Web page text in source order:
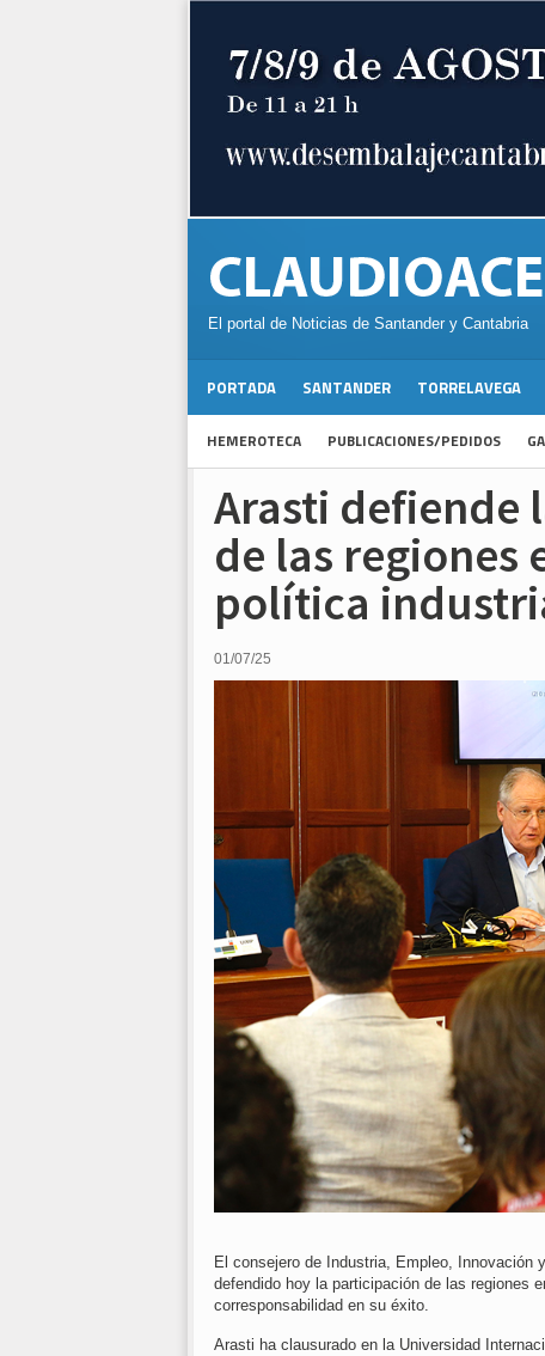
El portal de Noticias de Santander y Cantabria
PORTADA SANTANDER TORRELAVEGA
HEMEROTECA PUBLICACIONES/PEDIDOS
Arasti defiende
de las regiones
política
01/07/25
El consejero de Industria, Empleo, Innovación
defendido hoy la participación de las regiones
corresponsabilidad en su éxito.
Arasti ha clausurado en la Universidad